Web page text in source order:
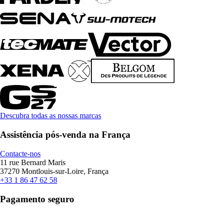
Descubra todas as nossas marcas
Assistência pós-venda na França
Contacte-nos
11 rue Bernard Maris
37270 Montlouis-sur-Loire, França
+33 1 86 47 62 58
Pagamento seguro